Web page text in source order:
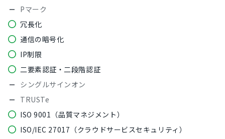
Pマーク
冗長化
通信の暗号化
IP制限
二要素認証・二段階認証
シングルサインオン
TRUSTe
ISO 9001（品質マネジメント）
ISO/IEC 27017（クラウドサービスセキュリティ）